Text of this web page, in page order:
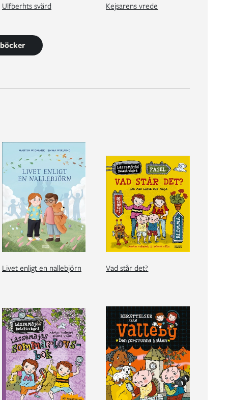
Ulfberhts svärd Kejsarens vrede
Livet enligt en nallebjörn Vad står det?